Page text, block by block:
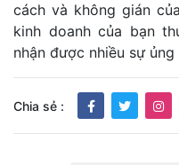
cách và không gián
kinh doanh của bạn
nhận được nhiều sự
kruidv
Chia sẻ :